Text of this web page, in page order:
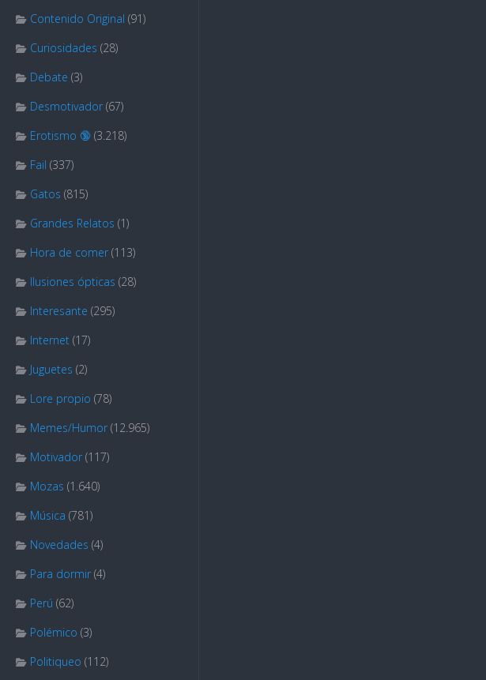
Contenido Original (91)
Curiosidades (28)
Debate (3)
Desmotivador (67)
Erotismo 🔞 (3.218)
Fail (337)
Gatos (815)
Grandes Relatos (1)
Hora de comer (113)
Ilusiones ópticas (28)
Interesante (295)
Internet (17)
Juguetes (2)
Lore propio (78)
Memes/Humor (12.965)
Motivador (117)
Mozas (1.640)
Música (781)
Novedades (4)
Para dormir (4)
Perú (62)
Polémico (3)
Politiqueo (112)